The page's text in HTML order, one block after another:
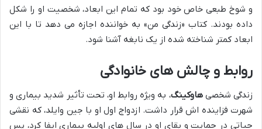
و شوخ طبعی خاص خود بود که تمام این ابعاد، شخصیت او را شکل
داده بودند. کتاب «زندگی من» به خواننده اجازه می دهد تا با این
ابعاد کمتر شناخته شده از یک نابغه آشنا شود.
روابط و چالش های خانوادگی
زندگی شخصیهاوکینگ، به ویژه روابط او، تحت تأثیر شدید بیماری و
شهرت فزاینده اش قرار داشت. ازدواج اول او با جین وایلد، که نقشی
حیاتی در حمایت و بقای او در سال های اولیه بیماری ایفا کرد، پس